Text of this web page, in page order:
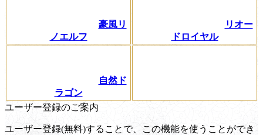
豪風リ
ノエルフ
リオー
ドロイヤル
自然ド
ラゴン
ユーザー登録のご案内
ユーザー登録(無料)することで、この機能を使うことができ